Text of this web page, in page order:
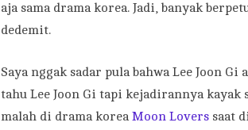
aja sama drama korea. Jadi, banyak
dedemit.
Saya nggak sadar pula bahwa Lee Joon
tahu Lee Joon Gi tapi kejadirannya kayak
malah di drama koreaMoon Lovers saat